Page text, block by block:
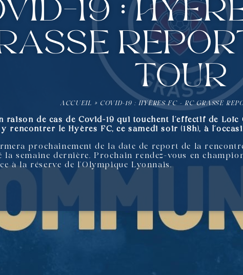
19 :
tour
ACCUEIL » COVID-19 : HYÈRES FC – RC GRASSE
raison de cas de Covid-19 qui touchent l’effectif de Loïc
rencontrer le Hyères FC, ce samedi soir (18h), à
prochainement de la date de report de la
la semaine dernière. Prochain rendez-vous en
à la réserve de l’Olympique Lyonnais.